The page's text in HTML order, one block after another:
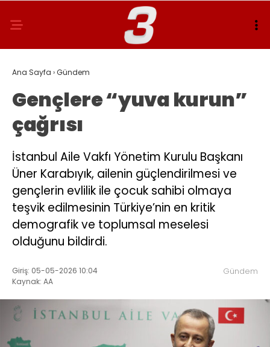
Ana Sayfa ›Gündem
Gençlere “yuva kurun”
çağrısı
İstanbul Aile Vakfı Yönetim Kurulu Başkanı
Üner Karabıyık, ailenin güçlendirilmesi ve
gençlerin evlilik ile çocuk sahibi olmaya
teşvik edilmesinin Türkiye’nin en kritik
demografik ve toplumsal meselesi
olduğunu bildirdi.
Giriş: 05-05-2026 10:04
Kaynak: AA
Gündem